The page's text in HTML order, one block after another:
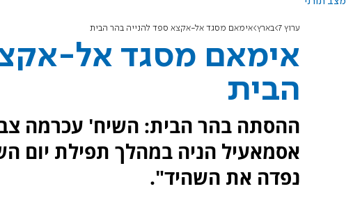
ערוץ 7 בארץ אימאם מסגד אל-אקצא ספד להנייה בהר הבית
אימאם מסגד אל-
הבית
ההסתה בהר הבית: השיח' עכרמה
אסמאעיל הניה במהלך תפילת יום
נפדה את השהיד".